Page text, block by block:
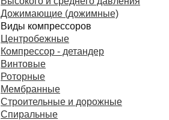
Дожимающие (дожимные)
Виды компрессоров
Центробежные
Компрессор - детандер
Винтовые
Роторные
Мембранные
Строительные и дорожные
Спиральные